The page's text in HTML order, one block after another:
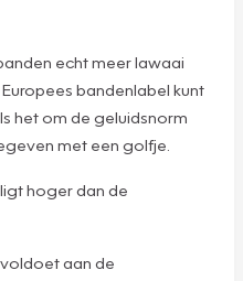
echt meer lawaai
bandenlabel kunt
het om de geluidsnorm
met een golfje.
hoger dan de
aan de